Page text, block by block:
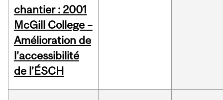
chantier : 2001
McGill College –
Amélioration de
l’accessibilité
de l’ÉSCH